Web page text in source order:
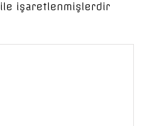
ile işaretlenmişlerdir